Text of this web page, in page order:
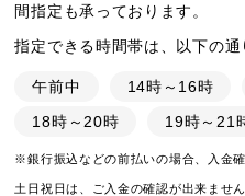
間指定も承っております。
指定できる時間帯は、以下の通
午前中 14時～16時
18時～20時
19時～21
※銀行振込などの前払いの場合、入金確
土日祝日は、ご入金の確認が出来ませ